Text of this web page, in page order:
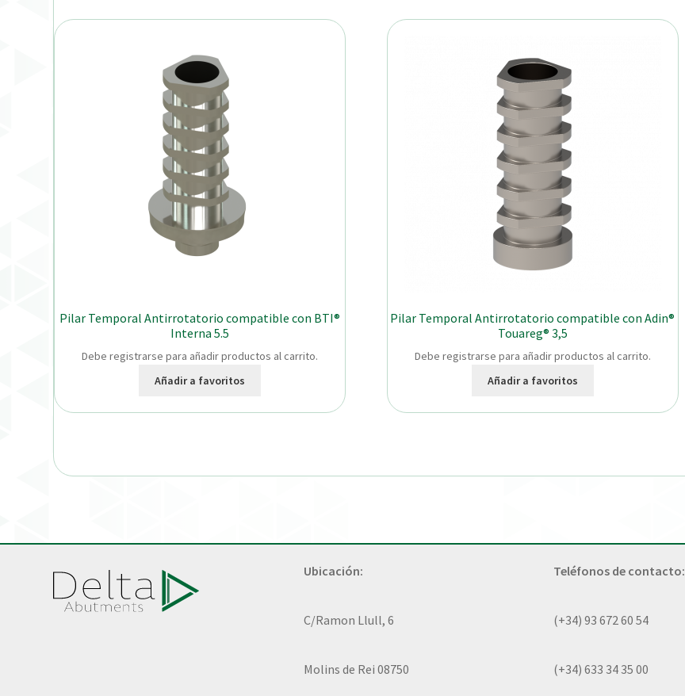
Pilar Temporal Antirrotatorio compatible con BTI®
Interna 5.5
Debe registrarse para añadir productos al carrito.
Añadir a favoritos
Pilar Temporal Antirrotatorio compatible con Adin®
Touareg® 3,5
Debe registrarse para añadir productos al carrito.
Añadir a favoritos
Ubicación:
C/Ramon Llull, 6
Molins de Rei 08750
Teléfonos de contacto:
(+34) 93 672 60 54
(+34) 633 34 35 00